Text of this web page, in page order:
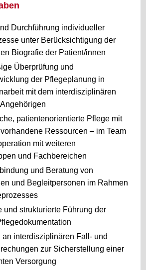
Durchführung individueller
unter Berücksichtigung der
Biografie der Patient/innen
Überprüfung und
der Pflegeplanung in
mit dem interdisziplinären
patientenorientierte Pflege mit
Ressourcen – im Team
mit weiteren
und Fachbereichen
und Beratung von
und Begleitpersonen im Rahmen
und strukturierte Führung der
an interdisziplinären Fall- und
zur Sicherstellung einer
Versorgung